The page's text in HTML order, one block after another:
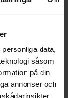
personliga data,
såsom
på din
annonser och